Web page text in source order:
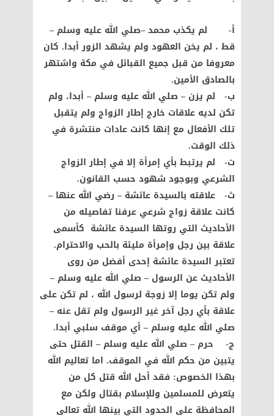
أ‌- لم يكذب محمد –صلي الله عليه وسلم –
قط ، لم يخن العهود ولم يشهد الزور أبدا. كان
معروفا من قبل جميع القبائل في مكة واشتهر
بالصادق الأمين.
ب‌- لم يزن – صلي الله عليه وسلم – أبدا، ولم
تكن لديه علاقات خارج إطار الزواج ولم يتقبل
تلك الأفعال مع إنها كانت عادات منتشرة في
ذلك الوقت.
ت‌- لم يرتبط بأي إمرأة إلا في إطار الزواج
الشرعي وبوجود شهود حسب القانون.
ث‌- علاقته بالسيدة عائشة – رضي الله عنها –
كانت علاقة زواج شرعي عرفنا تفاصيله من
الأحاديث التي روتها السيدة عائشة كأسمى
علاقة بين رجل وإمرأة مليئة بالحب والاحترام.
تعتبر السيدة عائشة إحدى أفضل من روى
الأحاديث عن الرسول – صلي الله عليه وسلم –
ولم تكن يوما إلا زوجة لرسول الله ، لم تكن على
علاقة بأي رجل آخر غير الرسول ولم تقل عنه –
صلي الله عليه وسلم – أي موقف سلبي أبدا.
ج‌- حرم – صلي الله عليه وسلم – القتل حتى
يتبين من حكم الله في الموقف. اما تعاليم الله
بهذا الخصوص: فقد أحل الله قتل كل من
يتعرض للمسلمين وللإسلام بقتال ولكن مع
المحافظة على الحدود التي بينها الله تعالى